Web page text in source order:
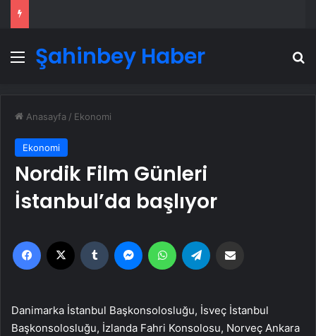
Menü
Şahinbey Haber
Anasayfa / Ekonomi
Ekonomi
Nordik Film Günleri
İstanbul’da başlıyor
Facebook Tumblr MessengerWhatsApp
Danimarka İstanbul Başkonsolosluğu, İsveç İstanbul
Başkonsolosluğu, İzlanda Fahri Konsolosu, Norveç Ankara